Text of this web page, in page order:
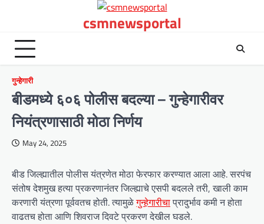
csmnewsportal
गुन्हेगारी
बीडमध्ये ६०६ पोलीस बदल्या – गुन्हेगारीवर
नियंत्रणासाठी मोठा निर्णय
May 24, 2025
बीड जिल्ह्यातील पोलीस यंत्रणेत मोठा फेरफार करण्यात आला आहे. सरपंच
संतोष देशमुख हत्या प्रकरणानंतर जिल्ह्याचे एसपी बदलले तरी, खाली काम
करणारी यंत्रणा पूर्ववतच होती. त्यामुळेगुन्हेगारीचाप्रादुर्भाव कमी न होता
वाढतच होता आणि शिवराज दिवटे प्रकरण देखील घडले.